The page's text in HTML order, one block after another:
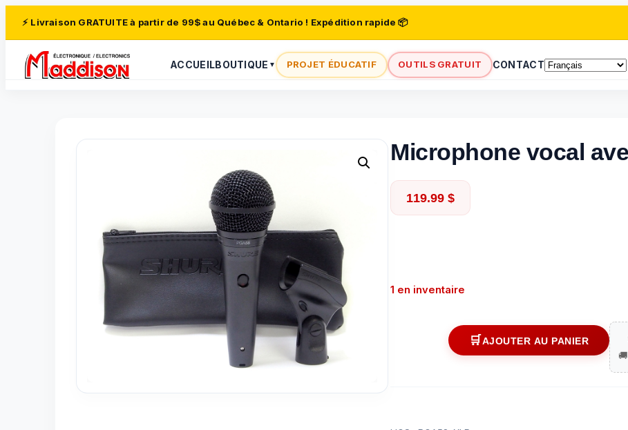
⚡ Livraison GRATUITE à partir de 99$ au Québec & Ontario ! Expédition rapide 📦
ACCUEILBOUTIQUE ▼ PROJET ÉDUCATIF OUTILS GRATUIT CONTACT
Microphone vocal
119.99 $
1 en inventaire
AJOUTER AU PANIER